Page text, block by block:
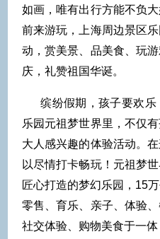
如画，唯有出行方能不负
前来游玩，上海周边景区
动，赏美景、品美食、玩
庆，礼赞祖国华诞。
缤纷假期，孩子要欢
乐园元祖梦世界里，不仅
大人感兴趣的体验活动。
以尽情打卡畅玩！元祖梦
匠心打造的梦幻乐园，15
零售、育乐、亲子、体验
社交体验、购物美食于一体